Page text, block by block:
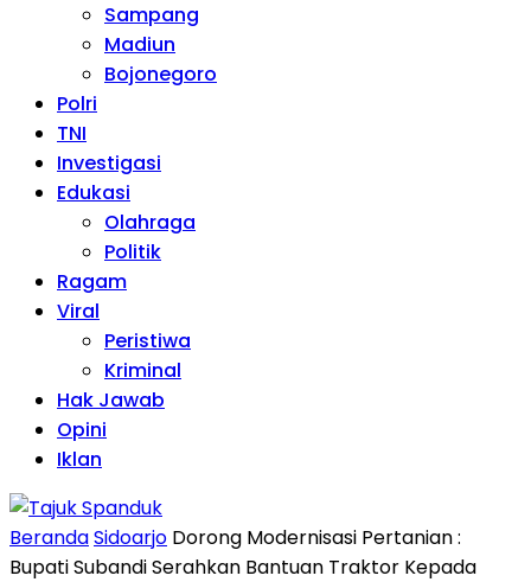
Sampang
Madiun
Bojonegoro
Polri
TNI
Investigasi
Edukasi
Olahraga
Politik
Ragam
Viral
Peristiwa
Kriminal
Hak Jawab
Opini
Iklan
BerandaSidoarjo Dorong Modernisasi Pertanian :
Bupati Subandi Serahkan Bantuan Traktor Kepada